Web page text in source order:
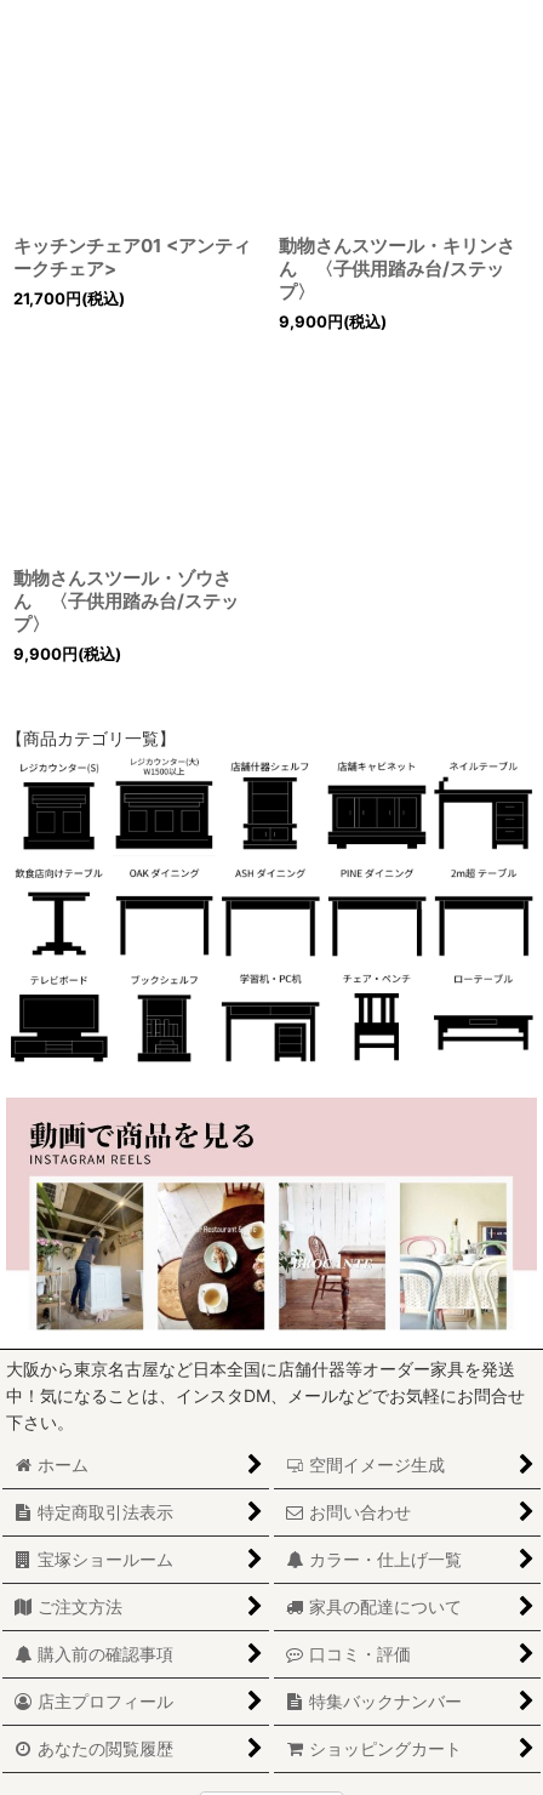
キッチンチェア01 <アンティ
ークチェア>
21,700円(税込)
動物さんスツール・キリンさ
ん 〈子供用踏み台/ステッ
プ〉
9,900円(税込)
動物さんスツール・ゾウさ
ん 〈子供用踏み台/ステッ
プ〉
9,900円(税込)
【商品カテゴリ一覧】
大阪から東京名古屋など日本全国に店舗什器等オーダー家具を発送
中！気になることは、インスタDM、メールなどでお気軽にお問合せ
下さい。
ホーム 空間イメージ生成
特定商取引法表示 お問い合わせ
宝塚ショールーム カラー・仕上げ一覧
ご注文方法 家具の配達について
購入前の確認事項 口コミ・評価
店主プロフィール 特集バックナンバー
あなたの閲覧履歴 ショッピングカート